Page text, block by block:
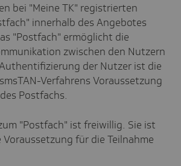
bei "Meine TK" registrierten
innerhalb des Angebotes
"Postfach" ermöglicht die
zwischen den Nutzern
der Nutzer ist die
Verfahrens Voraussetzung
Postfachs.
"Postfach" ist freiwillig. Sie ist
Voraussetzung für die Teilnahme